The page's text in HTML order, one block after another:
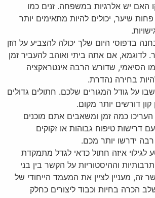
האם יש אלרגיות במשפחה. זנים כמו
שיער, יכולים להיות מתאימים יותר
בדפוסי היום שלך יכולה להצביע על הזן
לדוגמא, אם אתה ביתי ואוהב להעביר זמן
הסיאמי, שדורש הרבה אינטראקציה
בחירה נהדרת.
על גודל המגורים שלכם. חתולים גדולים
קון דורשים יותר מקום.
העריכו כמה זמן ומשאבים אתם מוכנים
דרישות טיפוח גבוהות או זקוקים
ידרשו יותר מכם.
לגילוי איזה חתול כדאי לגדל מתמקדת
וההיסטוריות על הקשר בין בני
זה, מעניין לציין את המעמד הייחודי של
הכרה בחיות וכבוד ליצורים כחלק